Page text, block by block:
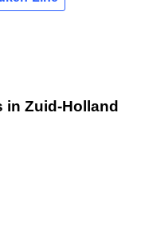
in Zuid-Holland